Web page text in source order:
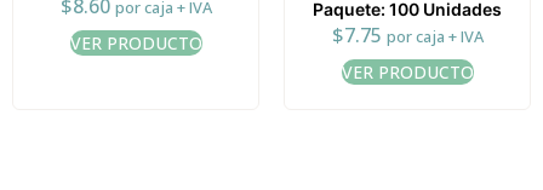
$8.60 por caja + IVA
VER PRODUCTO
Paquete: 100 Unidades
$7.75 por caja + IVA
VER PRODUCTO